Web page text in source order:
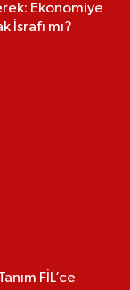
Ekonomiye
İsrafı mı?
FİL’ce